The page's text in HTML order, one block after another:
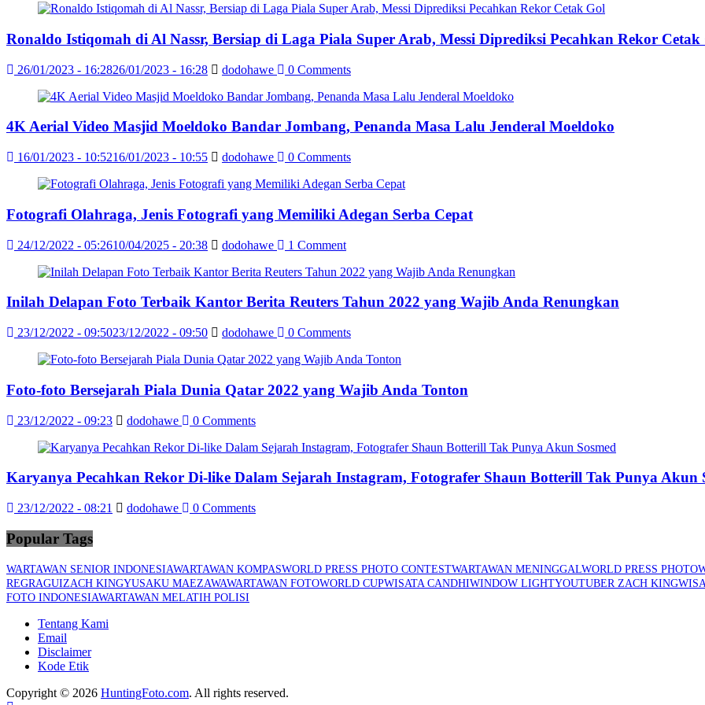
Ronaldo Istiqomah di Al Nassr, Bersiap di Laga Piala Super Arab, Messi Diprediksi Pecahkan Rekor Cetak
26/01/2023 - 16:2826/01/2023 - 16:28 dodohawe 0 Comments
4K Aerial Video Masjid Moeldoko Bandar Jombang, Penanda Masa Lalu Jenderal Moeldoko
16/01/2023 - 10:5216/01/2023 - 10:55 dodohawe 0 Comments
Fotografi Olahraga, Jenis Fotografi yang Memiliki Adegan Serba Cepat
24/12/2022 - 05:2610/04/2025 - 20:38 dodohawe 1 Comment
Inilah Delapan Foto Terbaik Kantor Berita Reuters Tahun 2022 yang Wajib Anda Renungkan
23/12/2022 - 09:5023/12/2022 - 09:50 dodohawe 0 Comments
Foto-foto Bersejarah Piala Dunia Qatar 2022 yang Wajib Anda Tonton
23/12/2022 - 09:23 dodohawe 0 Comments
Karyanya Pecahkan Rekor Di-like Dalam Sejarah Instagram, Fotografer Shaun Botterill Tak Punya Akun
23/12/2022 - 08:21 dodohawe 0 Comments
Popular Tags
WARTAWAN SENIOR INDONESIAWARTAWAN KOMPASWORLD PRESS PHOTO CONTESTWARTAWAN MENINGGALWORLD PRESS PHOTO
REGRAGUIZACH KINGYUSAKU MAEZAWAWARTAWAN FOTOWORLD CUPWISATA CANDHIWINDOW LIGHTYOUTUBER ZACH KING
FOTO INDONESIAWARTAWAN MELATIH POLISI
Tentang Kami
Email
Disclaimer
Kode Etik
Copyright © 2026 HuntingFoto.com. All rights reserved.